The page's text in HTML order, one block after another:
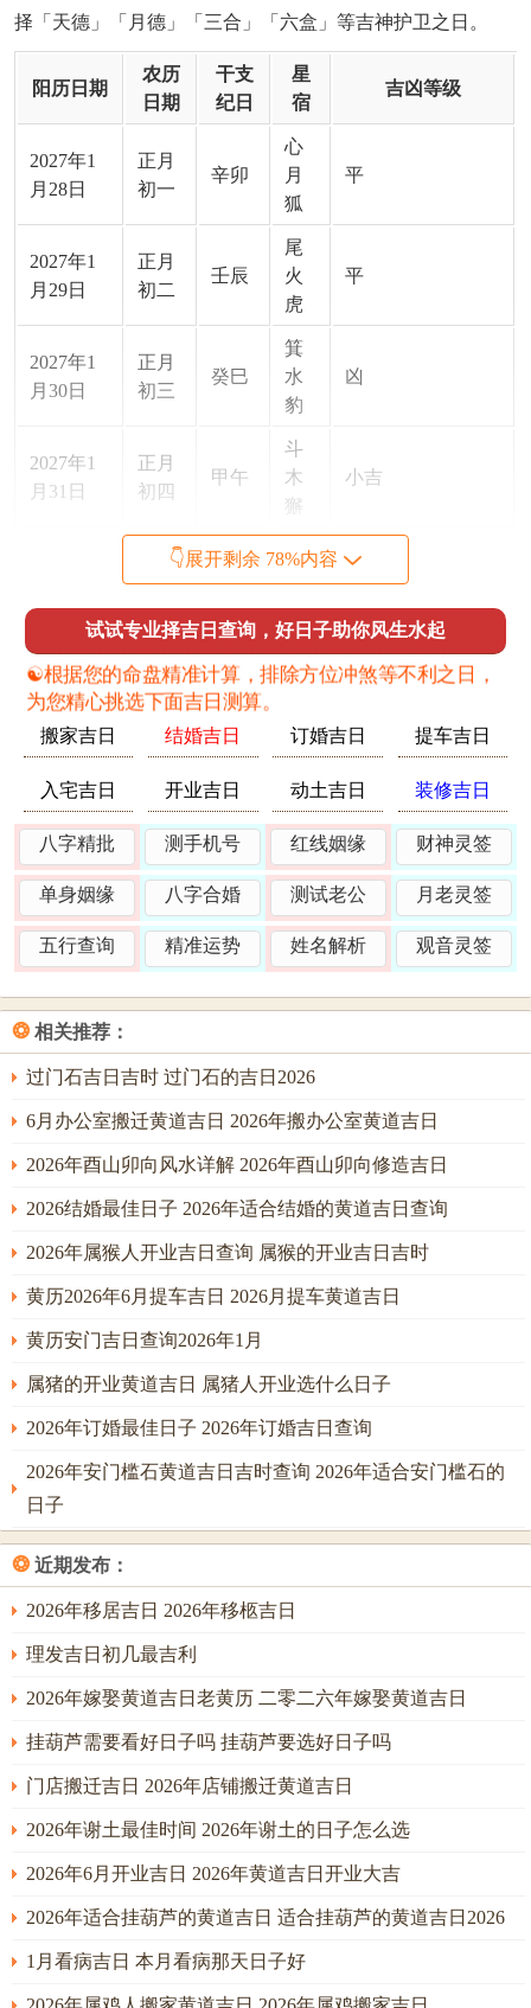
择「天德」「月德」「三合」「六盒」等吉神护卫之日。
阳历日期
农历
日期
干支
纪日
星
宿
吉凶等级
2027年1
月28日
正月
初一
辛卯
心
月
狐
平
2027年1
月29日
正月
初二
壬辰
尾
火
虎
平
2027年1
月30日
正月
初三
癸巳
箕
水
豹
凶
2027年1
月31日
正月
初四
甲午
斗
木
獬
小吉
正月
牛
牛
凶（岁破日，大
2027年2
月2日
正月
初六
丙申
女
土
平
月3日
初七
丁酉
虚
日
鼠
脱）
2027年2
月4日
正月
初八
戊戌
危
月
燕
小吉
2027年2
月5日
正月
初九
室
猪
2027年2
正月
庚子
壁
水
貐
2027年2
月7日
正月
十一
奎
狼
凶（丑未冲，冲太
岁）
月8日
十二
壬寅
娄
金
狗
平
月9日
正月
十三
癸卯
土
平
2027年2
月10日
正月
甲辰
日
大吉
2027年2
月11日
十五
乙巳
月
乌
小吉
月12日
十六
丙午
火
凶（星宿不吉）
2027年2
月13日
丁未
水
猿
凶（值太岁日）
2027年2
正月
戊申
井
木
犴
平
2027年2
月15日
正月
十九
鬼
煞）
👇展开剩余 78%内容
试试专业择吉日查询，好日子助你风生水起
☯️根据您的命盘精准计算，排除方位冲煞等不利之日，
为您精心挑选下面吉日测算。
搬家吉日 结婚吉日 订婚吉日 提车吉日
入宅吉日 开业吉日 动土吉日 装修吉日
八字精批 测手机号 红线姻缘 财神灵签
单身姻缘 八字合婚 测试老公 月老灵签
五行查询 精准运势 姓名解析 观音灵签
❂ 相关推荐：
过门石吉日吉时 过门石的吉日2026
6月办公室搬迁黄道吉日 2026年搬办公室黄道吉日
2026年酉山卯向风水详解 2026年酉山卯向修造吉日
2026结婚最佳日子 2026年适合结婚的黄道吉日查询
2026年属猴人开业吉日查询 属猴的开业吉日吉时
黄历2026年6月提车吉日 2026月提车黄道吉日
黄历安门吉日查询2026年1月
属猪的开业黄道吉日 属猪人开业选什么日子
2026年订婚最佳日子 2026年订婚吉日查询
2026年安门槛石黄道吉日吉时查询 2026年适合安门槛石的
日子
❂ 近期发布：
2026年移居吉日 2026年移柩吉日
理发吉日初几最吉利
2026年嫁娶黄道吉日老黄历 二零二六年嫁娶黄道吉日
挂葫芦需要看好日子吗 挂葫芦要选好日子吗
门店搬迁吉日 2026年店铺搬迁黄道吉日
2026年谢土最佳时间 2026年谢土的日子怎么选
2026年6月开业吉日 2026年黄道吉日开业大吉
2026年适合挂葫芦的黄道吉日 适合挂葫芦的黄道吉日2026
1月看病吉日 本月看病那天日子好